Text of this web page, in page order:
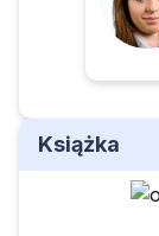
Książka